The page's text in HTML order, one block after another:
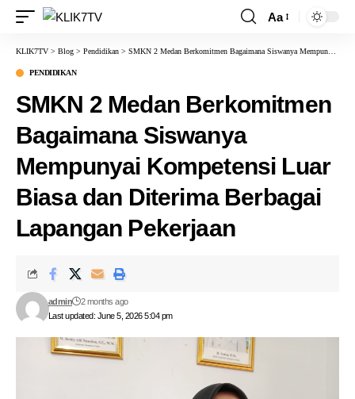
Aa
KLIK7TV > Blog > Pendidikan > SMKN 2 Medan Berkomitmen Bagaimana Siswanya Mempunyai Kompetensi Luar Biasa dan Diterima Berbagai Lapangan Pekerjaan
PENDIDIKAN
SMKN 2 Medan Berkomitmen
Bagaimana Siswanya
Mempunyai Kompetensi Luar
Biasa dan Diterima Berbagai
Lapangan Pekerjaan
Last updated: June 5, 2026 5:04 pm
admin 2 months ago